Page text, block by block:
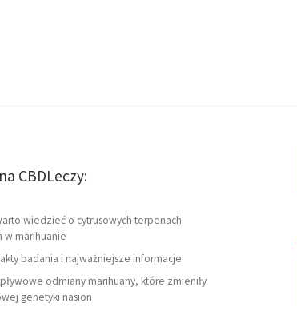
CBDLeczy:
wiedzieć o cytrusowych terpenach
w marihuanie
badania i najważniejsze informacje
odmiany marihuany, które zmieniły
genetyki nasion